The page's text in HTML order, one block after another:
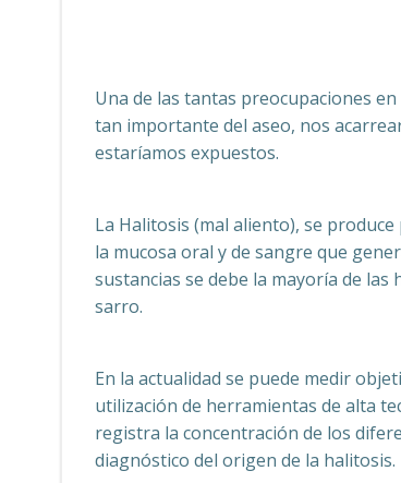
Una de las tantas preocupaciones
tan importante del aseo, nos
estaríamos expuestos.
La Halitosis (mal aliento), se
la mucosa oral y de sangre que
sustancias se debe la mayoría de
sarro.
En la actualidad se puede medir
utilización de herramientas de alta
registra la concentración de los
diagnóstico del origen de la halitosis.